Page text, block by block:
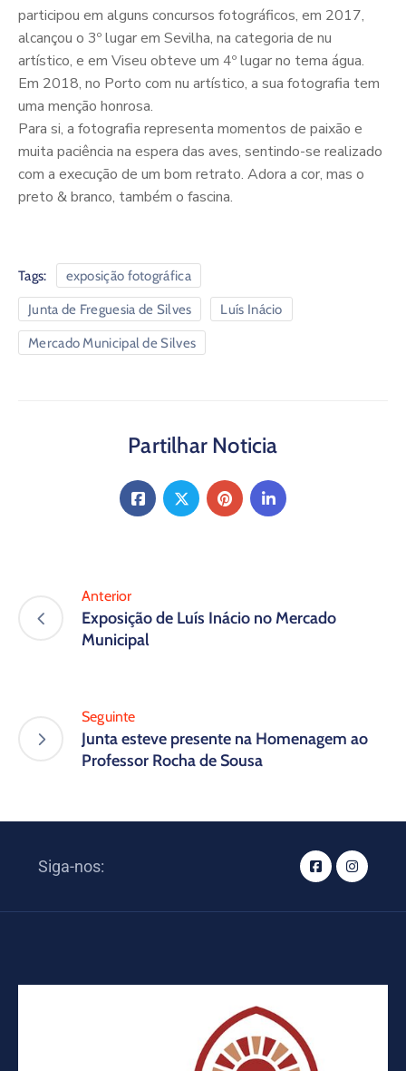
participou em alguns concursos fotográficos, em 2017,
alcançou o 3º lugar em Sevilha, na categoria de nu
artístico, e em Viseu obteve um 4º lugar no tema água.
Em 2018, no Porto com nu artístico, a sua fotografia tem
uma menção honrosa.
Para si, a fotografia representa momentos de paixão e
muita paciência na espera das aves, sentindo-se realizado
com a execução de um bom retrato. Adora a cor, mas o
preto & branco, também o fascina.
Tags: exposição fotográfica
Junta de Freguesia de Silves Luís Inácio
Mercado Municipal de Silves
Partilhar Noticia
Anterior
Exposição de Luís Inácio no Mercado
Municipal
Seguinte
Junta esteve presente na Homenagem ao
Professor Rocha de Sousa
Siga-nos: